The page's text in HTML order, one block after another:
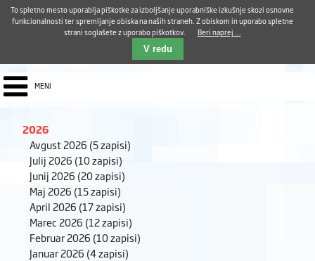
E-pošta ZUDV
Iskalnik
MENI
2026
Avgust 2026 (5 zapisi)
Julij 2026 (10 zapisi)
Junij 2026 (20 zapisi)
Maj 2026 (15 zapisi)
April 2026 (17 zapisi)
Marec 2026 (12 zapisi)
Februar 2026 (10 zapisi)
Januar 2026 (4 zapisi)
To spletno mesto uporablja piškotke za izboljšanje uporabniške izkušnje skozi osnovne
funkcionalnosti ter spremljanje obiska na naših straneh. Z obiskom in uporabo spletne
strani soglašete z uporabo piškotkov.
Beri naprej ...
V redu